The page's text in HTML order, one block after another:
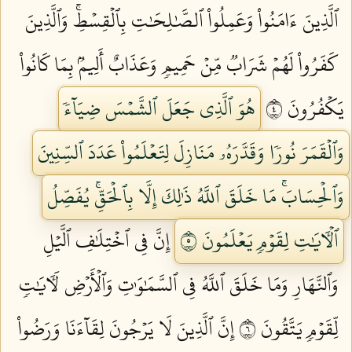
ٱلَّذِينَ ءَامَنُواْ وَعَمِلُواْ ٱلصَّٰلِحَٰتِ بِٱلۡقِسۡطِۚ وَٱلَّذِينَ
كَفَرُواْ لَهُمۡ شَرَابٞ مِّنۡ حَمِيمٖ وَعَذَابٌ أَلِيمُۢ بِمَا كَانُواْ
يَكۡفُرُونَ ٤
هُوَ ٱلَّذِي جَعَلَ ٱلشَّمۡسَ ضِيَآءٗ
وَٱلۡقَمَرَ نُورٗا وَقَدَّرَهُۥ مَنَازِلَ لِتَعۡلَمُواْ عَدَدَ ٱلسِّنِينَ
وَٱلۡحِسَابَۚ مَا خَلَقَ ٱللَّهُ ذَٰلِكَ إِلَّا بِٱلۡحَقِّۚ يُفَصِّلُ
ٱلۡأٓيَٰتِ لِقَوۡمٖ يَعۡلَمُونَ ٥
إِنَّ فِي ٱخۡتِلَٰفِ ٱلَّيۡلِ
وَٱلنَّهَارِ وَمَا خَلَقَ ٱللَّهُ فِي ٱلسَّمَٰوَٰتِ وَٱلۡأَرۡضِ لَأٓيَٰتٖ
لِّقَوۡمٖ يَتَّقُونَ ٦
إِنَّ ٱلَّذِينَ لَا يَرۡجُونَ لِقَآءَنَا وَرَضُواْ